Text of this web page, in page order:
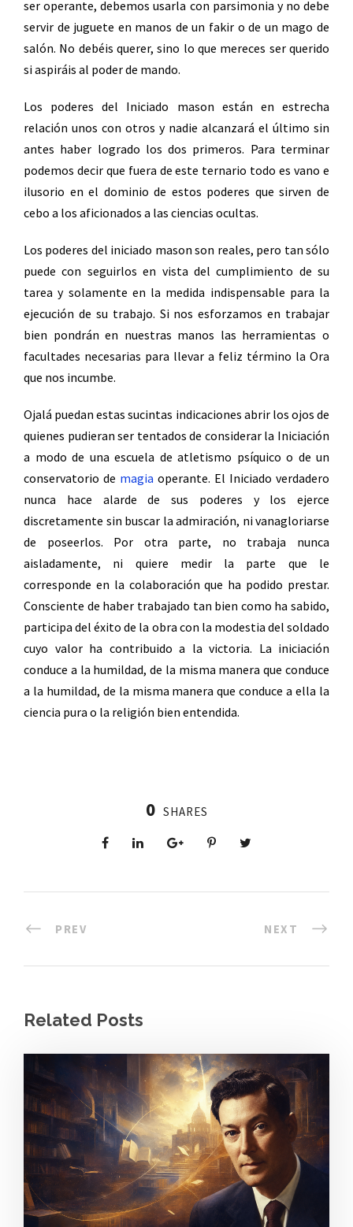
ser operante, debemos usarla con parsimonia y no debe
servir de juguete en manos de un fakir o de un mago de
salón. No debéis querer, sino lo que mereces ser querido
si aspiráis al poder de mando.
Los poderes del Iniciado mason están en estrecha
relación unos con otros y nadie alcanzará el último sin
antes haber logrado los dos primeros. Para terminar
podemos decir que fuera de este ternario todo es vano e
ilusorio en el dominio de estos poderes que sirven de
cebo a los aficionados a las ciencias ocultas.
Los poderes del iniciado mason son reales, pero tan sólo
puede con seguirlos en vista del cumplimiento de su
tarea y solamente en la medida indispensable para la
ejecución de su trabajo. Si nos esforzamos en trabajar
bien pondrán en nuestras manos las herramientas o
facultades necesarias para llevar a feliz término la Ora
que nos incumbe.
Ojalá puedan estas sucintas indicaciones abrir los ojos de
quienes pudieran ser tentados de considerar la Iniciación
a modo de una escuela de atletismo psíquico o de un
conservatorio de magia operante. El Iniciado verdadero
nunca hace alarde de sus poderes y los ejerce
discretamente sin buscar la admiración, ni vanagloriarse
de poseerlos. Por otra parte, no trabaja nunca
aisladamente, ni quiere medir la parte que le
corresponde en la colaboración que ha podido prestar.
Consciente de haber trabajado tan bien como ha sabido,
participa del éxito de la obra con la modestia del soldado
cuyo valor ha contribuido a la victoria. La iniciación
conduce a la humildad, de la misma manera que conduce
a la humildad, de la misma manera que conduce a ella la
ciencia pura o la religión bien entendida.
0 SHARES
PREV NEXT
Related Posts